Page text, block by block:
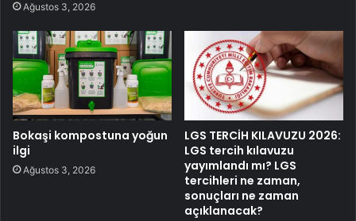
Ağustos 3, 2026
Bokaşi kompostuna yoğun
ilgi
Ağustos 3, 2026
LGS TERCİH KILAVUZU 2026:
LGS tercih kılavuzu
yayımlandı mı? LGS
tercihleri ne zaman,
sonuçları ne zaman
açıklanacak?